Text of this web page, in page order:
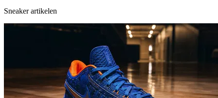
Sneaker artikelen